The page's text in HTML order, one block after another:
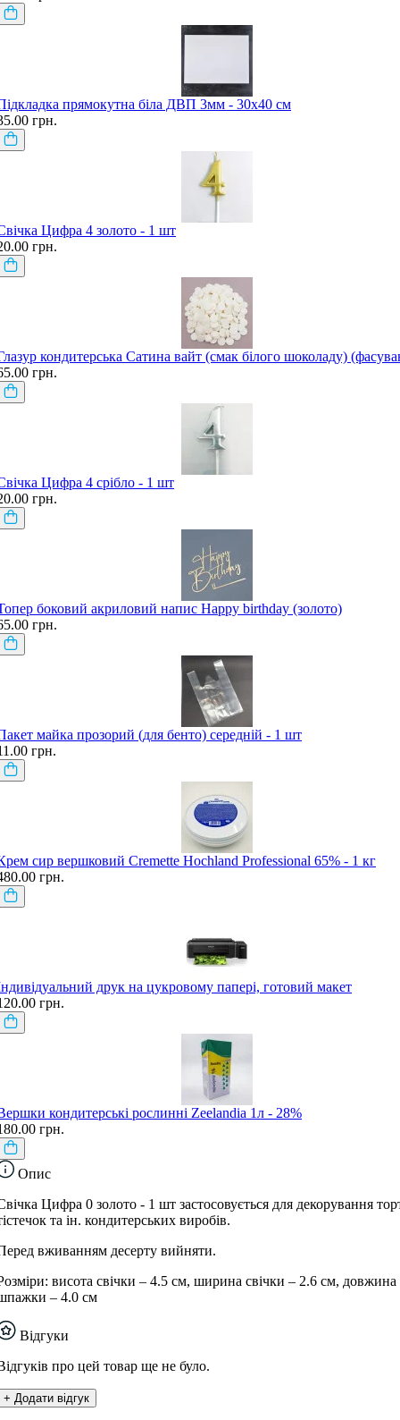
прямокутна біла ДВП 3мм - 30х40 см
грн.
Цифра 4 золото - 1 шт
грн.
кондитерська Сатина вайт (смак білого шоколаду)
грн.
Цифра 4 срібло - 1 шт
грн.
боковий акриловий напис Happy birthday (золото)
грн.
майка прозорий (для бенто) середній - 1 шт
грн.
сир вершковий Cremette Hochland Professional 65% - 1 кг
грн.
друк на цукровому папері, готовий макет
грн.
кондитерські рослинні Zeelandia 1л - 28%
грн.
Опис
Цифра 0 золото - 1 шт застосовується для декорування
та ін. кондитерських виробів.
вживанням десерту вийняти.
висота свічки – 4.5 см, ширина свічки – 2.6 см, довжина
– 4.0 см
Відгуки
про цей товар ще не було.
+ Додати відгук